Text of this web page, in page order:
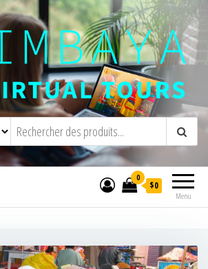
ToursVisites virtuelles interactives en direct
Menu
0
$0